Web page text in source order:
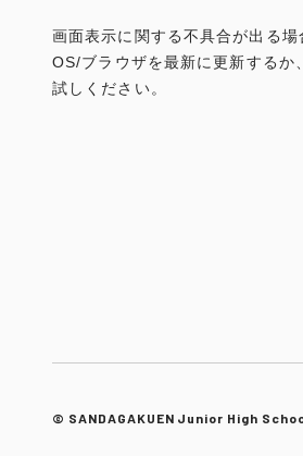
画面表示に関する不具合が出る場
OS/ブラウザを最新に更新するか
試しください。
© SANDAGAKUEN Junior High